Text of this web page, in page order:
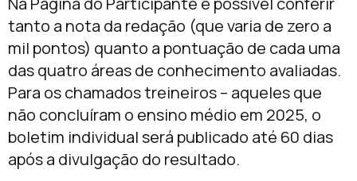
tanto a nota da redação (que varia de zero a
mil pontos) quanto a pontuação de cada uma
das quatro áreas de conhecimento avaliadas.
Para os chamados treineiros – aqueles que
não concluíram o ensino médio em 2025, o
boletim individual será publicado até 60 dias
após a divulgação do resultado.